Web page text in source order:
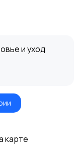
и уход
коляски
карте